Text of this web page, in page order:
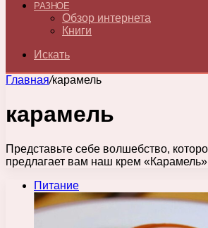
РАЗНОЕ
Обзор интернета
Книги
Искать
Главная/карамель
карамель
Представьте себе волшебство,
предлагает вам наш крем
Питание